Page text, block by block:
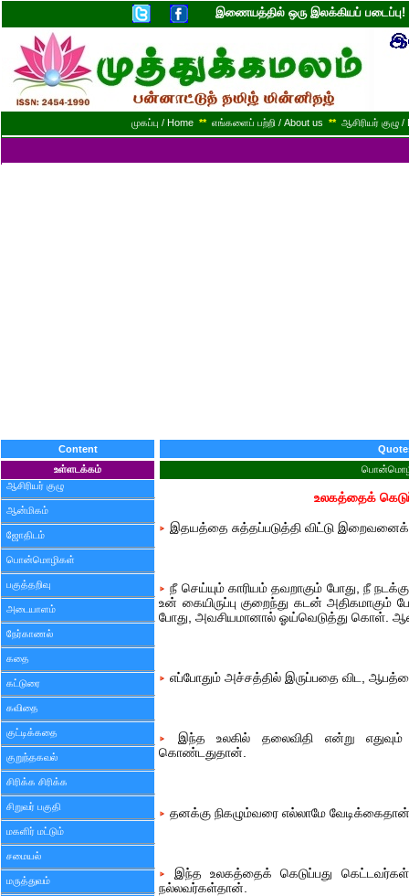
இணையத்தில் ஒரு இலக்கியப்
முகப்பு / Home ** எங்களைப் பற்றி / About us ** ஆசிரியர் குழு
Content
உள்ளடக்கம்
ஆசிரியர் குழு
ஆன்மிகம்
ஜோதிடம்
பொன்மொழிகள்
பகுத்தறிவு
அடையாளம்
நேர்காணல்
கதை
கட்டுரை
கவிதை
குட்டிக்கதை
குறுந்தகவல்
சிரிக்க சிரிக்க
சிறுவர் பகுதி
மகளிர் மட்டும்
சமையல்
மருத்துவம்
உலகத்தைக்
இதயத்தை சுத்தப்படுத்தி விட்டு இறைவனைக்
நீ செய்யும் காரியம் தவறாகும் போது, நீ
உன் கையிருப்பு குறைந்து கடன்
போது, அவசியமானால் ஓய்வெடுத்து கொள்.
எப்போதும் அச்சத்தில் இருப்பதை விட,
இந்த உலகில் தலைவிதி என்று
கொண்டதுதான்.
தனக்கு நிகழும்வரை எல்லாமே
இந்த உலகத்தைக் கெடுப்பது
நல்லவர்கள்தான்.